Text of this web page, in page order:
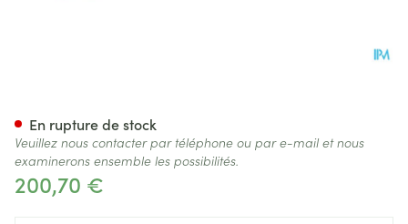
200,70 €
En rupture de stock
Veuillez nous contacter par téléphone ou par e-mail et nous
examinerons ensemble les possibilités.